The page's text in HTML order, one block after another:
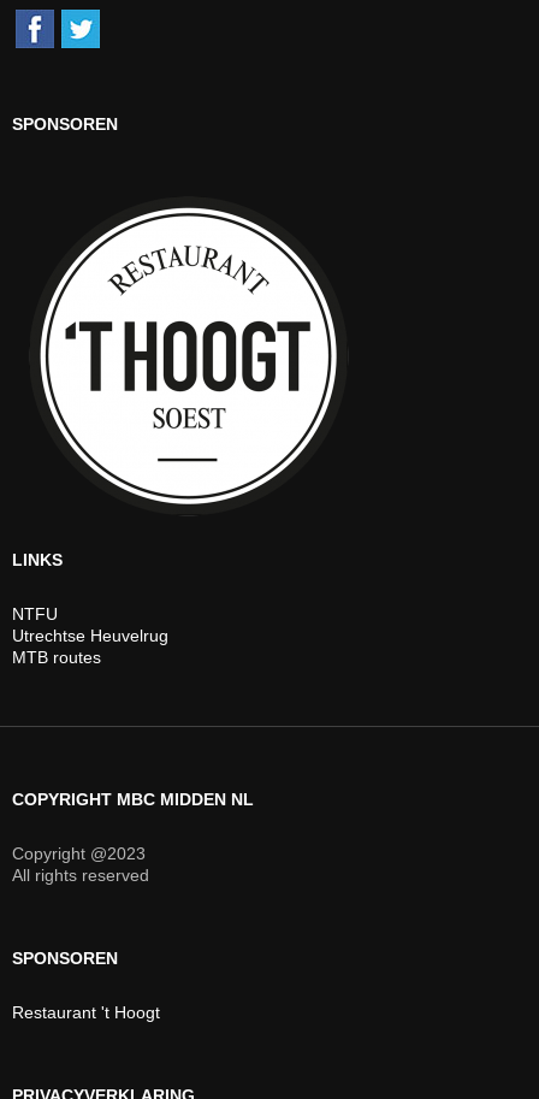
SPONSOREN
LINKS
NTFU
Utrechtse Heuvelrug
MTB routes
COPYRIGHT MBC MIDDEN NL
Copyright @2023
All rights reserved
SPONSOREN
Restaurant 't Hoogt
PRIVACYVERKLARING